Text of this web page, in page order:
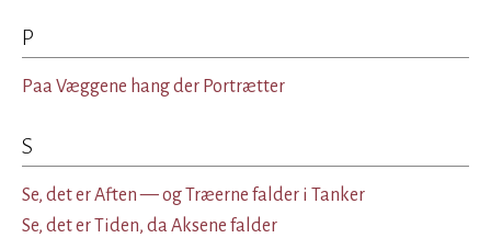
P
Paa Væggene hang der Portrætter
S
Se, det er Aften — og Træerne falder i Tanker
Se, det er Tiden, da Aksene falder